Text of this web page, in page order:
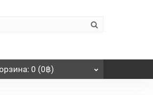
: 0 (0฿)